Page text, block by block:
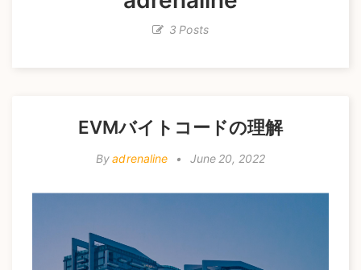
3 Posts
EVMバイトコードの理解
Byadrenaline • June 20, 2022